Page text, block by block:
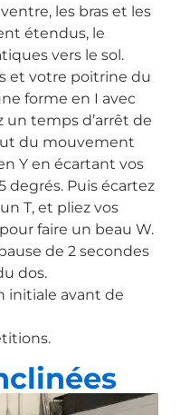
les bras et les
étendus, le
vers le sol.
et votre poitrine du
forme en I avec
un temps d’arrêt de
du mouvement
Y en écartant vos
degrés. Puis écartez
T, et pliez vos
faire un beau W.
de 2 secondes
dos.
initiale avant de